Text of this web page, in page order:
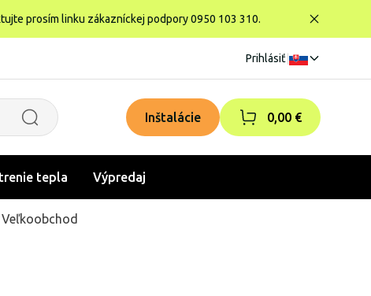
prosím linku zákazníckej podpory 0950 103 310.
Prihlásiť
Inštalácie 0,00 €
tepla Výpredaj
Veľkoobchod